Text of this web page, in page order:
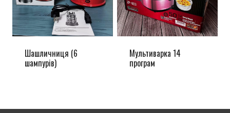
Шашличниця (6
шампурів)
Мультиварка 14
програм